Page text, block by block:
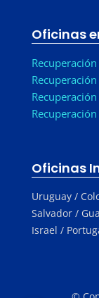
Oficinas
Oficinas
Uruguay /
Salvador /
Israel /